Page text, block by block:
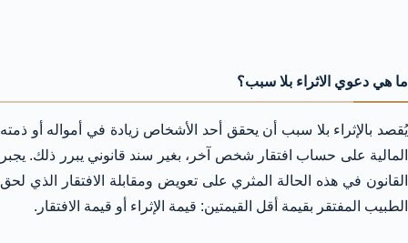
ما هي دعوي الاثراء بلا سبب؟
يُقصد بالإثراء بلا سبب أن يحقق أحد الأشخاص زيادة في أمواله أو ذمته
المالية على حساب افتقار شخص آخر، بغير سند قانوني يبرر ذلك. يجبر
القانون في هذه الحالة المثري على تعويض ومقابلة الافتقار الذي لحق
الطبيب المفتقر بقيمة أقل القيمتين: قيمة الإثراء أو قيمة الافتقار.